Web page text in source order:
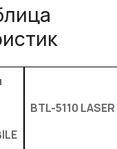
BTL-5110 LASER